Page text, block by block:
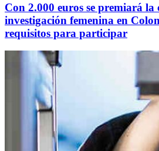
Con 2.000 euros se premiará la
investigación femenina en
requisitos para participar